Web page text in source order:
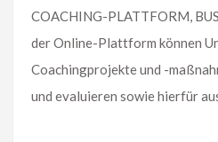
COACHING-PLATTFORM,
der Online-Plattform können
Coachingprojekte und -
und evaluieren sowie hierfür